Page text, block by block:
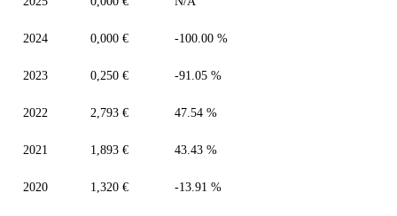
2024 0,000 € -100.00 %
2023 0,250 € -91.05 %
2022 2,793 € 47.54 %
2021 1,893 € 43.43 %
2020 1,320 € -13.91 %